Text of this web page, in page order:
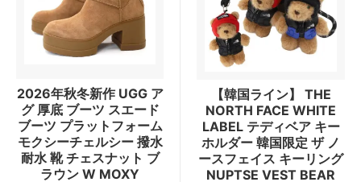
2026年秋冬新作 UGG ア
グ 厚底 ブーツ スエード
ブーツ プラットフォーム
モクシーチェルシー 撥水
耐水 靴 チェスナット ブ
ラウン W MOXY
【韓国ライン】 THE
NORTH FACE WHITE
LABEL テディベア キー
ホルダー 韓国限定 ザ ノ
ースフェイス キーリング
NUPTSE VEST BEAR